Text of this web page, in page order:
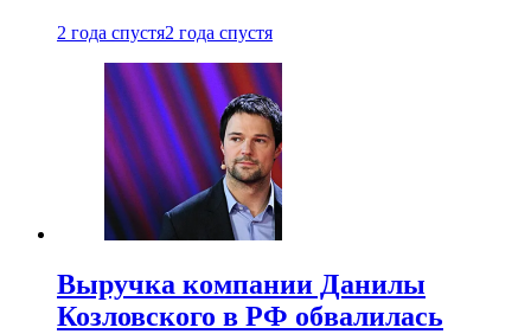
2 года спустя2 года спустя
Выручка компании Данилы
Козловского в РФ обвалилась